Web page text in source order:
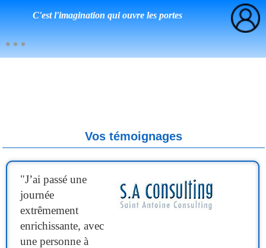
C'est l'imagination qui ouvre les portes
Vos témoignages
"J’ai passé une
journée
extrêmement
enrichissante, avec
une personne à